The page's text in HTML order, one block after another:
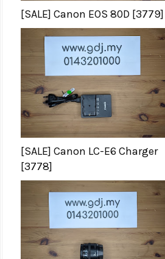
[SALE] Canon EOS 80D [3779]
[SALE] Canon LC-E6 Charger
[3778]